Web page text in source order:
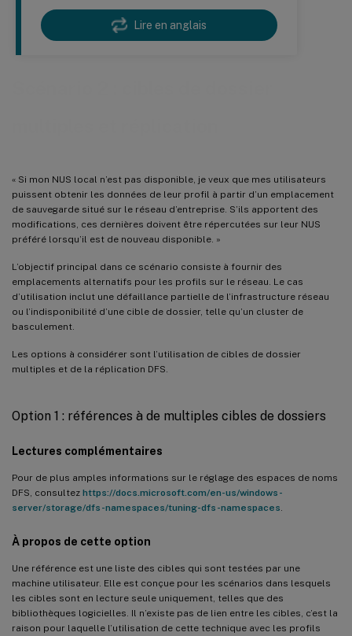
Lire en anglais
« Si mon NUS local n’est pas disponible, je veux que mes utilisateurs
puissent obtenir les données de leur profil à partir d’un emplacement
de sauvegarde situé sur le réseau d’entreprise. S’ils apportent des
modifications, ces dernières doivent être répercutées sur leur NUS
préféré lorsqu’il est de nouveau disponible. »
L’objectif principal dans ce scénario consiste à fournir des
emplacements alternatifs pour les profils sur le réseau. Le cas
d’utilisation inclut une défaillance partielle de l’infrastructure réseau
ou l’indisponibilité d’une cible de dossier, telle qu’un cluster de
basculement.
Les options à considérer sont l’utilisation de cibles de dossier
multiples et de la réplication DFS.
Option 1 : références à de multiples cibles de dossiers
Lectures complémentaires
Pour de plus amples informations sur le réglage des espaces de noms
DFS, consultez https://docs.microsoft.com/en-us/windows-
server/storage/dfs-namespaces/tuning-dfs-namespaces
À propos de cette option
Une référence est une liste des cibles qui sont testées par une
machine utilisateur. Elle est conçue pour les scénarios dans lesquels
les cibles sont en lecture seule uniquement, telles que des
bibliothèques logicielles. Il n’existe pas de lien entre les cibles, c’est la
raison pour laquelle l’utilisation de cette technique avec les profils